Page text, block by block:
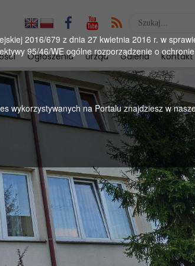
2016/679 z dnia 27 kwietnia 2016 r. w
95/46/WE ogólne rozporządzenie o
wykorzystywanych na Portalu znajdziesz w
Wyszukaj
serwise
Ogłoszenia Urząd Galeria Kontakt